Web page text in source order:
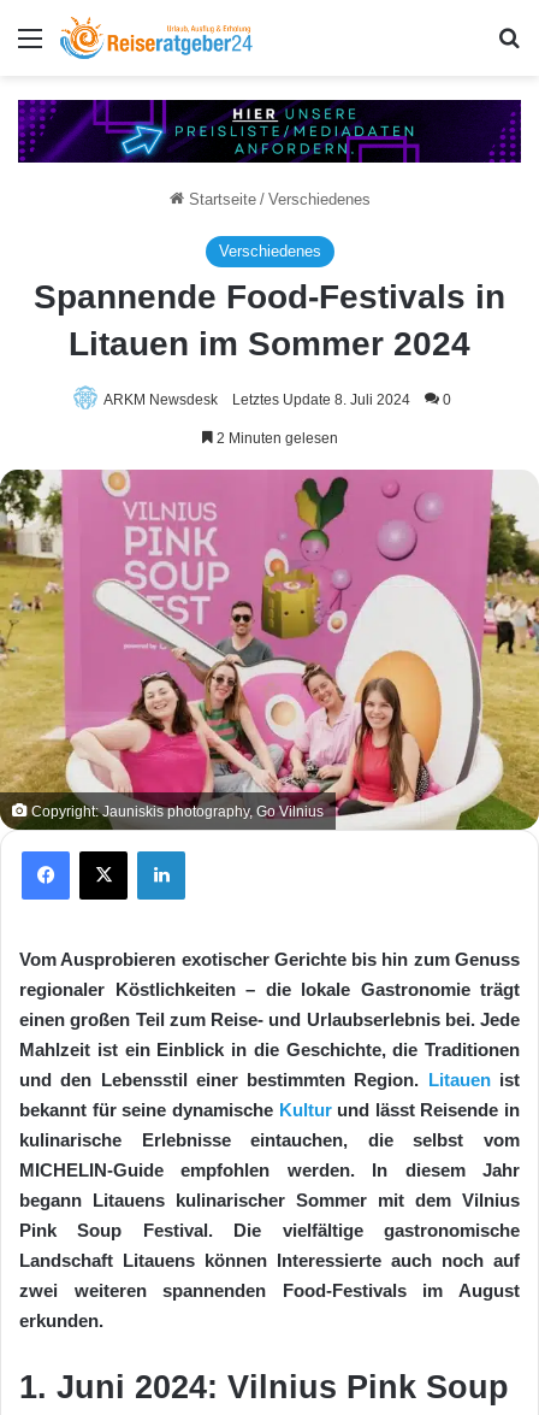
Menü
Startseite / Verschiedenes
Verschiedenes
Spannende Food-Festivals in
Litauen im Sommer 2024
ARKM Newsdesk Letztes Update 8. Juli 2024 0
2 Minuten gelesen
Copyright: Jauniskis photography, Go Vilnius
X
Vom Ausprobieren exotischer Gerichte bis hin zum Genuss
regionaler Köstlichkeiten – die lokale Gastronomie trägt
einen großen Teil zum Reise- und Urlaubserlebnis bei. Jede
Mahlzeit ist ein Einblick in die Geschichte, die Traditionen
und den Lebensstil einer bestimmten Region. Litauenist
bekannt für seine dynamische Kulturund lässt Reisende in
kulinarische Erlebnisse eintauchen, die selbst vom
MICHELIN-Guide empfohlen werden. In diesem Jahr
begann Litauens kulinarischer Sommer mit dem Vilnius
Pink Soup Festival. Die vielfältige gastronomische
Landschaft Litauens können Interessierte auch noch auf
zwei weiteren spannenden Food-Festivals im August
erkunden.
1. Juni 2024: Vilnius Pink Soup